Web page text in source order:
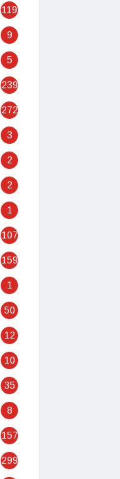
119
9
5
239
272
3
2
2
1
107
159
1
50
12
10
35
8
157
299